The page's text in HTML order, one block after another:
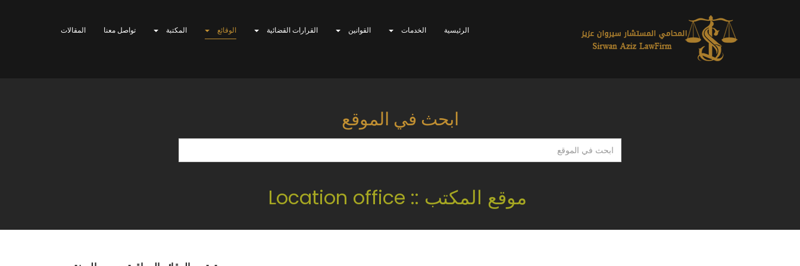
الرئيسية الخدمات القوانين القرارات القضائية الوقائع المكتبة تواصل معنا المقالات
ابحث في الموقع
ابحث
في
موقع المكتب :: Location office